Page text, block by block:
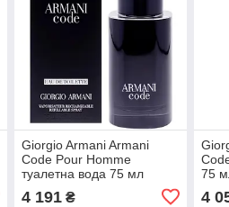
Giorgio Armani Armani
Code Pour Homme
туалетна вода 75 мл
4 191₴
75
4